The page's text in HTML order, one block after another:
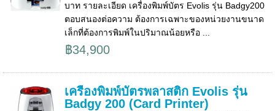
บาท รายละเอียด เครื่องพิมพ์บัตร Evolis รุ่น Badgy200
ตอบสนองต่อความ ต้องการเฉพาะของหน่วยงานขนาด
เล็กที่ต้องการพิมพ์ในปริมาณน้อยหรือ ...
฿34,900
เครื่องพิมพ์บัตรพลาสติก Evolis รุ่น
Badgy 200 (Card Printer)